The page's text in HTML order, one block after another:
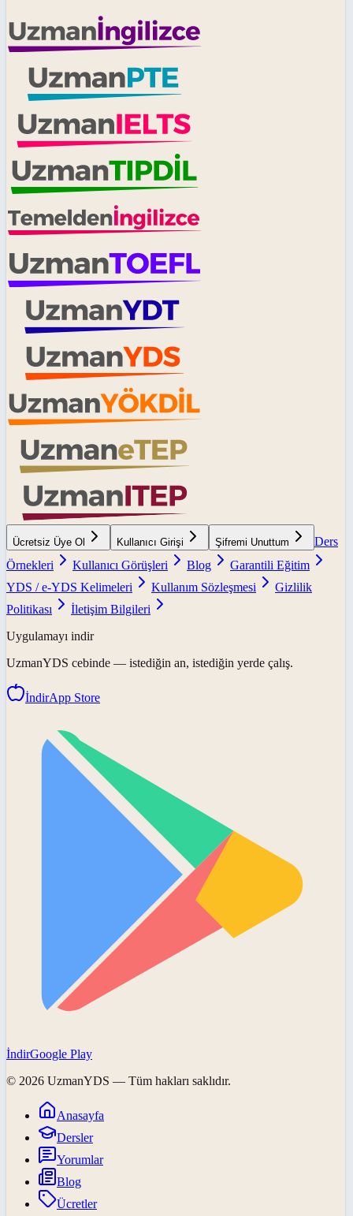
Ücretsiz Üye Ol Kullanıcı Girişi Şifremi Unuttum
Ders
Örnekleri
Kullanıcı Görüşleri Blog
Garantili Eğitim
YDS / e-YDS Kelimeleri
Kullanım Sözleşmesi
Gizlilik
Politikası
İletişim Bilgileri
Uygulamayı indir
UzmanYDS cebinde — istediğin an, istediğin yerde çalış.
İndirApp Store
İndirGoogle Play
© 2026 UzmanYDS — Tüm hakları saklıdır.
Anasayfa
Dersler
Yorumlar
Blog
Ücretler